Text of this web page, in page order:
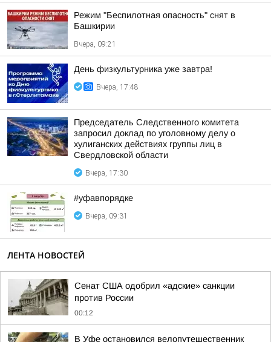
Режим "Беспилотная опасность" снят в
Башкирии
Вчера, 09:21
День физкультурника уже завтра!
Вчера, 17:48
Председатель Следственного комитета
запросил доклад по уголовному делу о
хулиганских действиях группы лиц в
Свердловской области
Вчера, 17:30
#уфавпорядке
Вчера, 09:31
ЛЕНТА НОВОСТЕЙ
Сенат США одобрил «адские» санкции
против России
00:12
В Уфе остановился велопутешественник